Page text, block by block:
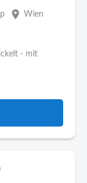
place Wien
- mit